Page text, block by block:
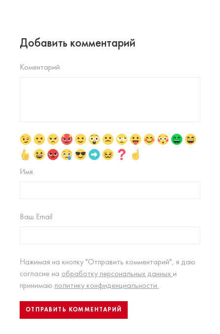
Добавить комментарий
Коментарий
Имя
Ваш Email
Нажимая на кнопку "Отправить комментарий", я даю
согласие на обработку персональных данных и
принимаю политику конфиденциальности.